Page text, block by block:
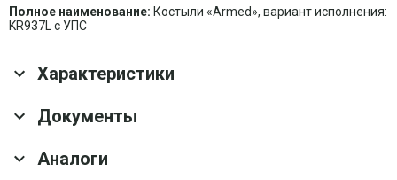
Полное наименование: Костыли «Armed», вариант исполнения:
KR937L с УПС
Характеристики
Основные характеристики
Оснащение
Документы
Скачать все документы
Аналоги